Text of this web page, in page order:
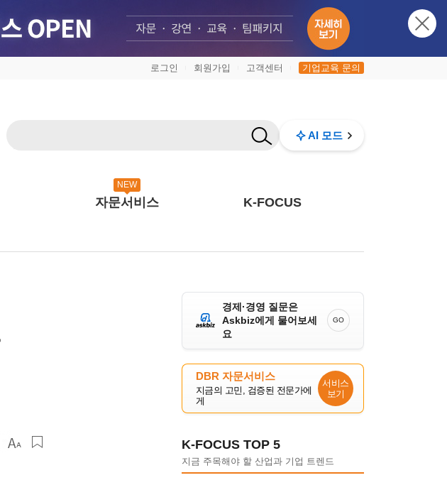
로그인 회원가입 고객센터 기업교육 문의
AI 모드
NEW
자문서비스 K-FOCUS
경제·경영 질문은
Askbiz에게 물어보세
요
GO
DBR 자문서비스
지금의 고민, 검증된 전문가에
게
서비스
보기
K-FOCUS TOP 5
지금 주목해야 할 산업과 기업 트렌드